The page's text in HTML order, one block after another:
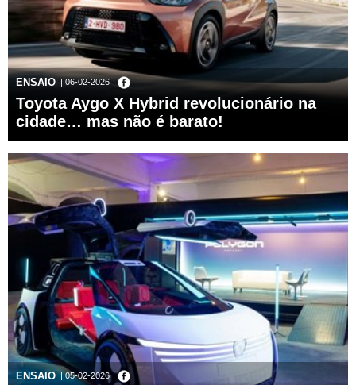
ENSAIO | 06-02-2026
Toyota Aygo X Hybrid revolucionário na
cidade… mas não é barato!
ENSAIO | 05-02-2026